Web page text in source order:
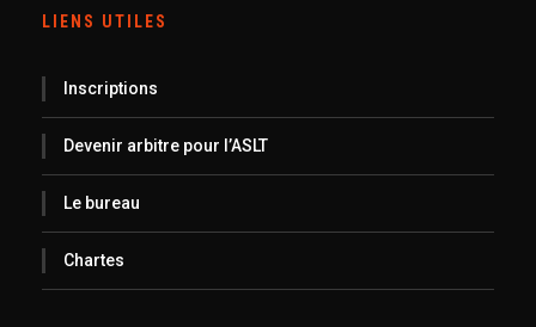
LIENS UTILES
Inscriptions
Devenir arbitre pour l’ASLT
Le bureau
Chartes